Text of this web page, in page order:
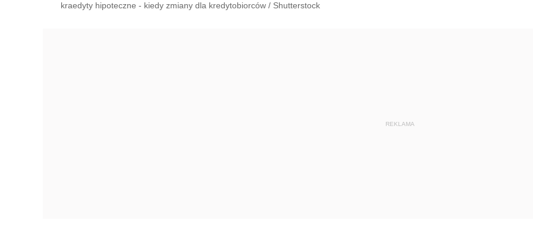
kraedyty hipoteczne - kiedy zmiany dla kredytobiorców / Shutterstock